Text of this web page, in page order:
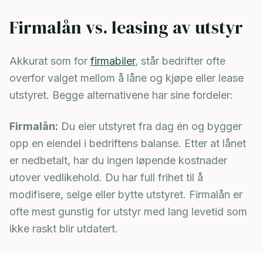
Firmalån vs. leasing av utstyr
Akkurat som for firmabiler, står bedrifter ofte
overfor valget mellom å låne og kjøpe eller lease
utstyret. Begge alternativene har sine fordeler:
Firmalån: Du eier utstyret fra dag én og bygger
opp en eiendel i bedriftens balanse. Etter at lånet
er nedbetalt, har du ingen løpende kostnader
utover vedlikehold. Du har full frihet til å
modifisere, selge eller bytte utstyret. Firmalån er
ofte mest gunstig for utstyr med lang levetid som
ikke raskt blir utdatert.